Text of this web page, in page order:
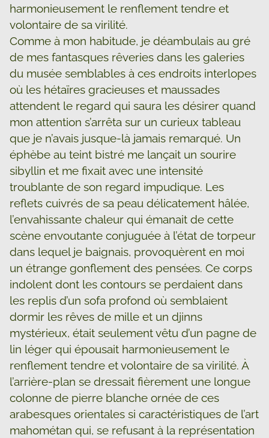
harmonieusement le renflement tendre et
volontaire de sa virilité.
Comme à mon habitude, je déambulais au gré
de mes fantasques rêveries dans les galeries
du musée semblables à ces endroits interlopes
où les hétaïres gracieuses et maussades
attendent le regard qui saura les désirer quand
mon attention s’arrêta sur un curieux tableau
que je n’avais jusque-là jamais remarqué. Un
éphèbe au teint bistré me lançait un sourire
sibyllin et me fixait avec une intensité
troublante de son regard impudique. Les
reflets cuivrés de sa peau délicatement hâlée,
l’envahissante chaleur qui émanait de cette
scène envoutante conjuguée à l’état de torpeur
dans lequel je baignais, provoquèrent en moi
un étrange gonflement des pensées. Ce corps
indolent dont les contours se perdaient dans
les replis d’un sofa profond où semblaient
dormir les rêves de mille et un djinns
mystérieux, était seulement vêtu d’un pagne de
lin léger qui épousait harmonieusement le
renflement tendre et volontaire de sa virilité. À
l’arrière-plan se dressait fièrement une longue
colonne de pierre blanche ornée de ces
arabesques orientales si caractéristiques de l’art
mahométan qui, se refusant à la représentation